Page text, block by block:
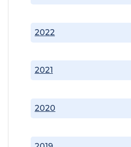
2020
2021
2022